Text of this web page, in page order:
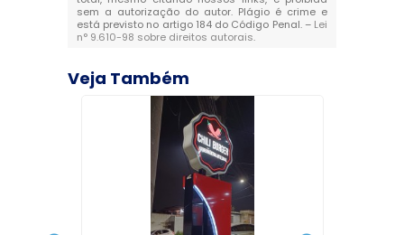
sem a autorização do autor. Plágio é crime e
está previsto no artigo 184 do Código Penal. – Lei
n° 9.610-98 sobre direitos autorais.
Veja Também